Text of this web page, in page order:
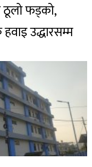
ठूलो फड्को,
उद्धारसम्म